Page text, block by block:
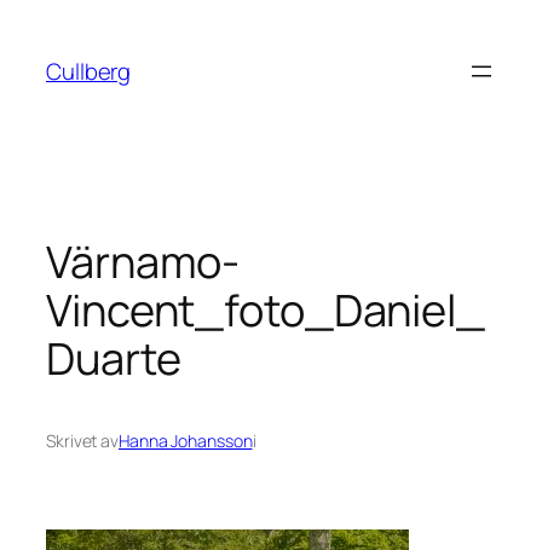
innehåll
Cullberg
Värnamo-
Vincent_foto_Daniel_
Duarte
Skrivet avHanna Johanssoni